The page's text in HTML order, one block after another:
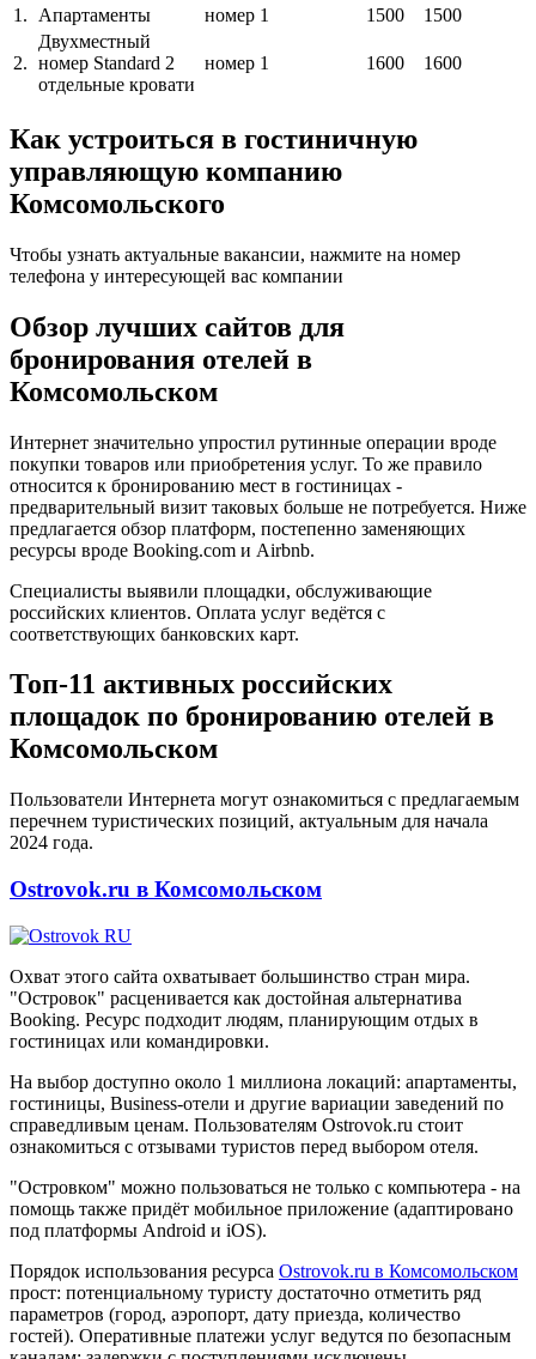
1. Апартаменты номер 1 1500 1500
2.
Двухместный
номер Standard 2
отдельные кровати
номер 1 1600 1600
Как устроиться в гостиничную
управляющую компанию
Комсомольского
Чтобы узнать актуальные вакансии, нажмите на номер
телефона у интересующей вас компании
Обзор лучших сайтов для
бронирования отелей в
Комсомольском
Интернет значительно упростил рутинные операции вроде
покупки товаров или приобретения услуг. То же правило
относится к бронированию мест в гостиницах -
предварительный визит таковых больше не потребуется. Ниже
предлагается обзор платформ, постепенно заменяющих
ресурсы вроде Booking.com и Airbnb.
Специалисты выявили площадки, обслуживающие
российских клиентов. Оплата услуг ведётся с
соответствующих банковских карт.
Топ-11 активных российских
площадок по бронированию отелей в
Комсомольском
Пользователи Интернета могут ознакомиться с предлагаемым
перечнем туристических позиций, актуальным для начала
2024 года.
Ostrovok.ru в Комсомольском
Охват этого сайта охватывает большинство стран мира.
"Островок" расценивается как достойная альтернатива
Booking. Ресурс подходит людям, планирующим отдых в
гостиницах или командировки.
На выбор доступно около 1 миллиона локаций: апартаменты,
гостиницы, Business-отели и другие вариации заведений по
справедливым ценам. Пользователям Ostrovok.ru стоит
ознакомиться с отзывами туристов перед выбором отеля.
"Островком" можно пользоваться не только с компьютера - на
помощь также придёт мобильное приложение (адаптировано
под платформы Android и iOS).
Порядок использования ресурса Ostrovok.ru в Комсомольском
прост: потенциальному туристу достаточно отметить ряд
параметров (город, аэропорт, дату приезда, количество
гостей). Оперативные платежи услуг ведутся по безопасным